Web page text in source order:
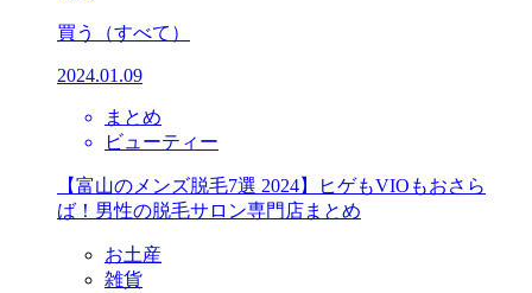
買う （すべて）
2024.01.09
まとめ
ビューティー
【富山のメンズ脱毛7選 2024】ヒゲもVIOもおさら
ば！男性の脱毛サロン専門店まとめ
お土産
雑貨